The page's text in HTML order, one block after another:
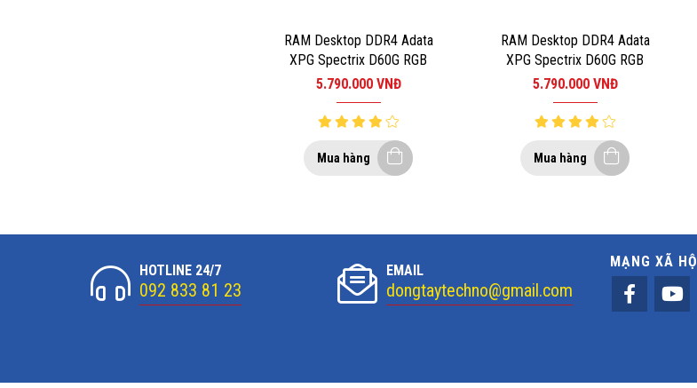
RAM Desktop DDR4 Adata
XPG Spectrix D60G RGB
8GB 3000MHz (1x8GB)
5.790.000 VNĐ
Mua hàng
RAM Desktop DDR4 Adata
XPG Spectrix D60G RGB
8GB 3000MHz (1x8GB)
5.790.000 VNĐ
Mua hàng
HOTLINE 24/7
092 833 81 23
EMAIL
dongtaytechno@gmail.com
MẠNG XÃ HỘI